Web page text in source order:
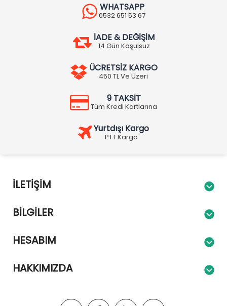
WHATSAPP
0532 651 53 67
İADE & DEĞİŞİM
14 Gün Koşulsuz
ÜCRETSİZ KARGO
450 TL Ve Üzeri
9 TAKSİT
Tüm Kredi Kartlarına
Yurtdışı Kargo
PTT Kargo
İLETIŞIM
BILGILER
HESABIM
HAKKIMIZDA